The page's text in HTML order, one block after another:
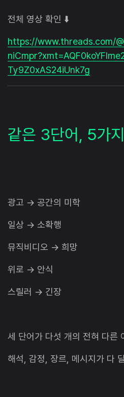
전체 영상 확인 ⬇️
https://www.threads.com/
Ty9Z0xAS24iUnk7g
같은 3단어, 5가
광고 → 공간의 미학
일상 → 소확행
뮤직비디오 → 희망
위로 → 안식
스릴러 → 긴장
세 단어가 다섯 개의 전혀 다른
해석, 감정, 장르, 메시지가 다